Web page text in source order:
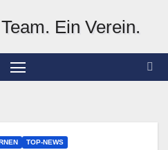
TOP-NEWS